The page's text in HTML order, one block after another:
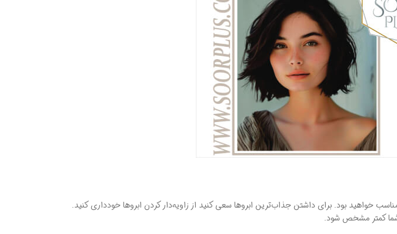
بود. برای داشتن جذاب‌ترین ابروها سعی کنید از زاویه‌دار کردن ابروها خودداری کنید.
شما کمتر مشخص شود.